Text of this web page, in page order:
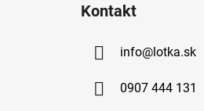
Kontakt
info@lotka.sk
0907 444 131